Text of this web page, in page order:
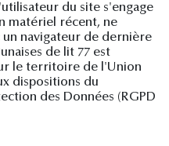
du site s'engage
matériel récent, ne
un navigateur de dernière
de lit 77 est
le territoire de l'Union
dispositions du
des Données (RGPD